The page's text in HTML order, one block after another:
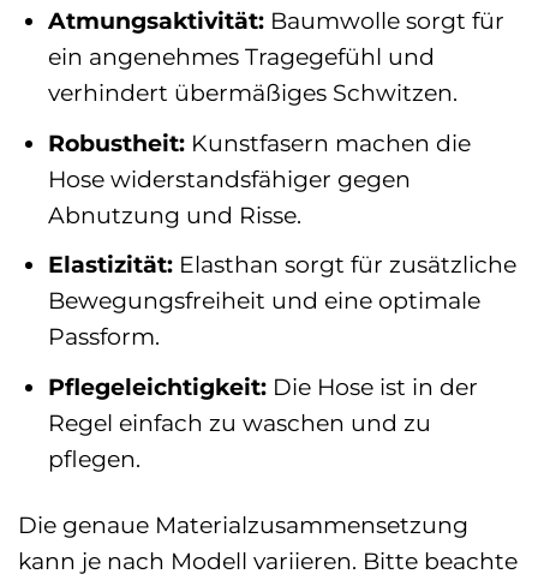
Atmungsaktivität:Baumwolle sorgt für
ein angenehmes Tragegefühl und
verhindert übermäßiges Schwitzen.
Robustheit:Kunstfasern machen die
Hose widerstandsfähiger gegen
Abnutzung und Risse.
Elastizität:Elasthan sorgt für zusätzliche
Bewegungsfreiheit und eine optimale
Passform.
Pflegeleichtigkeit:Die Hose ist in der
Regel einfach zu waschen und zu
pflegen.
Die genaue Materialzusammensetzung
kann je nach Modell variieren. Bitte beachte